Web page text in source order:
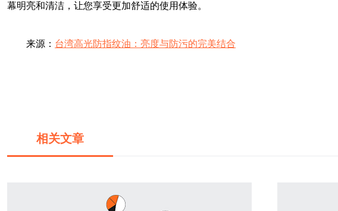
幕明亮和清洁，让您享受更加舒适的使用体验。
来源： 台湾高光防指纹油：亮度与防污的完美结合
相关文章